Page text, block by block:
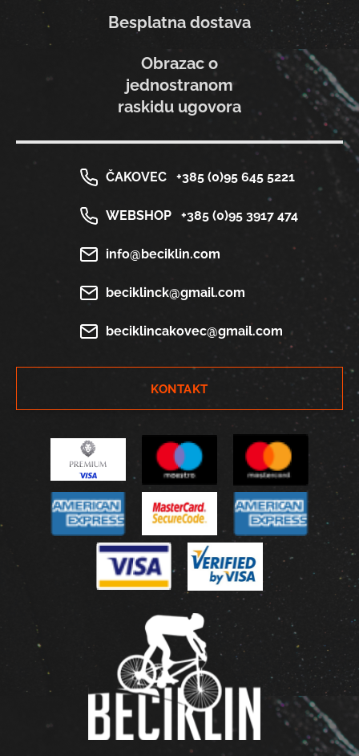
Besplatna dostava
Obrazac o
jednostranom
raskidu ugovora
ČAKOVEC +385 (0)95 645 5221
WEBSHOP +385 (0)95 3917 474
info@beciklin.com
beciklinck@gmail.com
beciklincakovec@gmail.com
KONTAKT